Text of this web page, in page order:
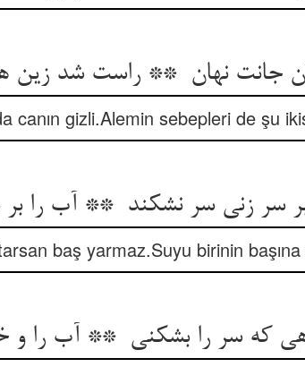
canın gizli.Alemin sebepleri de şu
baş yarmaz.Suyu birinin